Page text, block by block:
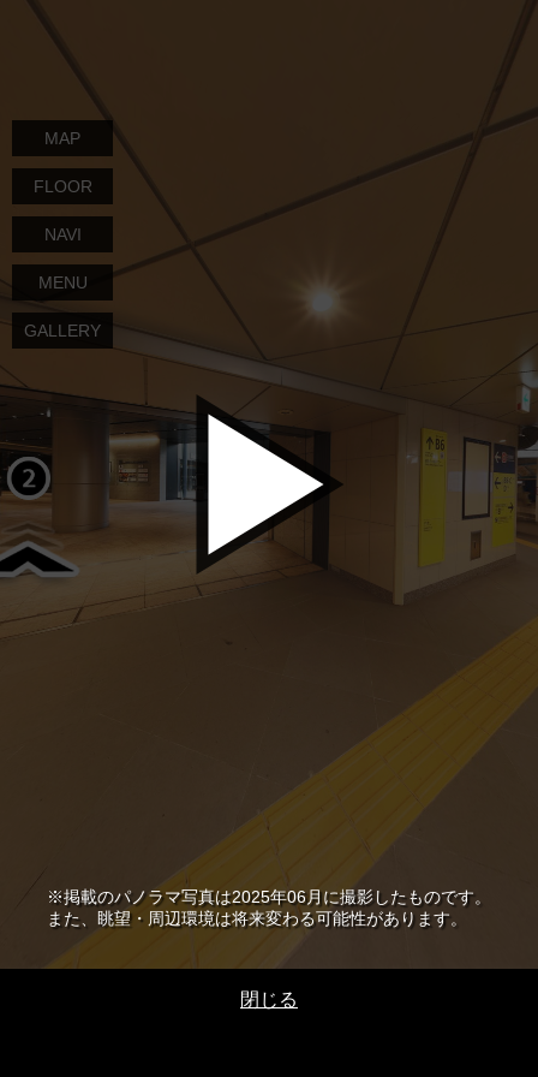
閉じる
MAP
FLOOR
NAVI
MENU
GALLERY
※掲載のパノラマ写真は2025年06月に撮影したものです。
また、眺望・周辺環境は将来変わる可能性があります。